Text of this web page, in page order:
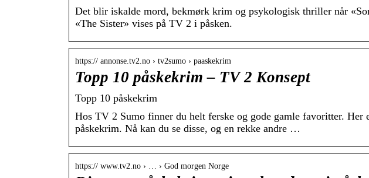
Det blir iskalde mord, bekmørk krim og psykologisk thriller når
«The Sister» vises på TV 2 i påsken.
https:// annonse.tv2.no › tv2sumo › paaskekrim
Topp 10 påskekrim – TV 2 Konsept
Topp 10 påskekrim
Hos TV 2 Sumo finner du helt ferske og gode gamle favoritter. Her
påskekrim. Nå kan du se disse, og en rekke andre …
https:// www.tv2.no › … › God morgen Norge